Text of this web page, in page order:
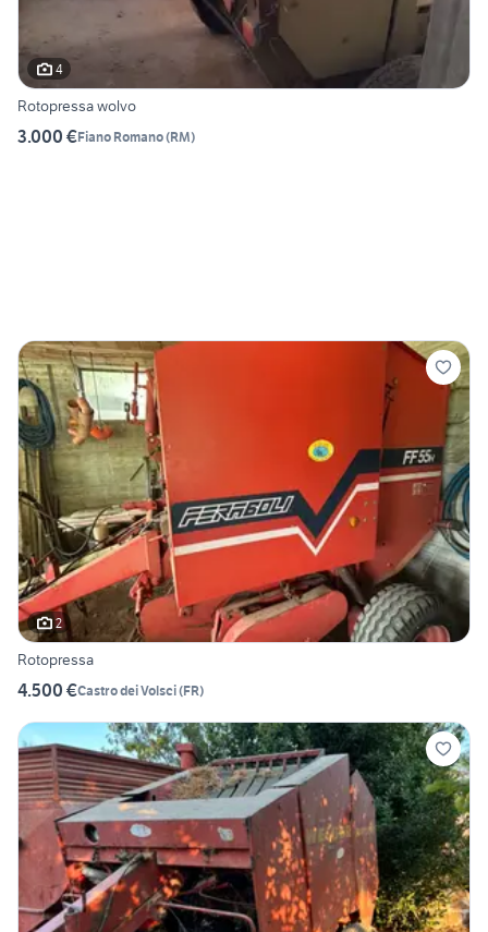
4
Rotopressa wolvo
3.000 €Fiano Romano(RM)
2
Rotopressa
4.500 €Castro dei Volsci(FR)